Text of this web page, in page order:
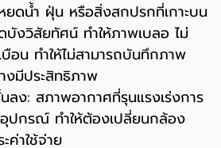
ยดน้ำ ฝุ่น หรือสิ่งสกปรกที่เกาะบน
บังวิสัยทัศน์ ทำให้ภาพเบลอ ไม่
อน ทำให้ไม่สามารถบันทึกภาพ
งมีประสิทธิภาพ
ลง: สภาพอากาศที่รุนแรงเร่งการ
ปกรณ์ ทำให้ต้องเปลี่ยนกล้อง
ค่าใช้จ่าย